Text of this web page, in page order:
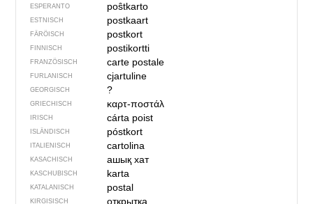
ESPERANTO poŝtkarto
ESTNISCH postkaart
FÄRÖISCH postkort
FINNISCH postikortti
FRANZÖSISCH carte postale
FURLANISCH cjartuline
GEORGISCH ?
GRIECHISCH καρτ-ποστάλ
IRISCH cárta poist
ISLÄNDISCH póstkort
ITALIENISCH cartolina
KASACHISCH ашық хат
KASCHUBISCH karta
KATALANISCH postal
KIRGISISCH открытка